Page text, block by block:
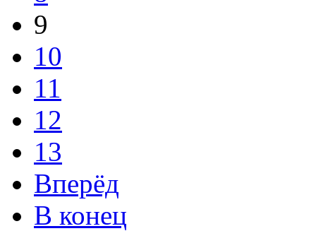
9
10
11
12
13
Вперёд
В конец